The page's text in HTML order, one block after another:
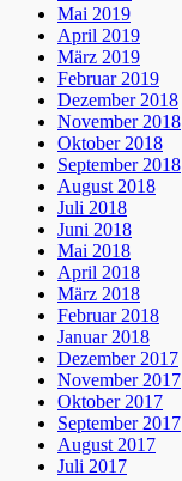
Mai 2019
April 2019
März 2019
Februar 2019
Dezember 2018
November 2018
Oktober 2018
September 2018
August 2018
Juli 2018
Juni 2018
Mai 2018
April 2018
März 2018
Februar 2018
Januar 2018
Dezember 2017
November 2017
Oktober 2017
September 2017
August 2017
Juli 2017